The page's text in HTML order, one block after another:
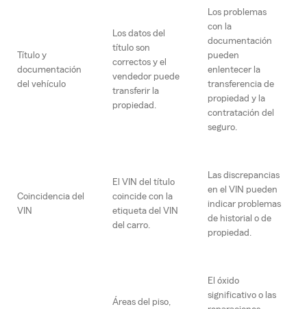
Título y
documentación
del vehículo
Los datos del
título son
correctos y el
vendedor puede
transferir la
propiedad.
Los problemas
con la
documentación
pueden
enlentecer la
transferencia de
propiedad y la
contratación del
seguro.
Coincidencia del
VIN
El VIN del título
coincide con la
etiqueta del VIN
del carro.
Las discrepancias
en el VIN pueden
indicar problemas
de historial o de
propiedad.
Áreas del piso,
El óxido
significativo o las